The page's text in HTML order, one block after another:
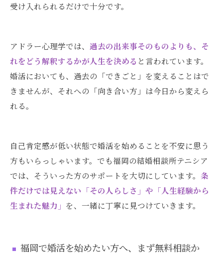
受け入れられるだけで十分です。
アドラー心理学では、 過去の出来事そのものよりも、そ
れをどう解釈するかが人生を決める と言われています。
婚活においても、過去の「できごと」を変えることはで
きませんが、それへの「向き合い方」は今日から変えら
れる。
自己肯定感が低い状態で婚活を始めることを不安に思う
方もいらっしゃいます。でも福岡の結婚相談所テニシア
では、そういった方のサポートを大切にしています。 条
件だけでは見えない「その人らしさ」や「人生経験から
生まれた魅力」 を、一緒に丁寧に見つけていきます。
福岡で婚活を始めたい方へ、まず無料相談か